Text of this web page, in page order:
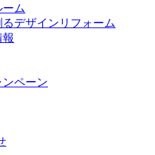
ム
デザインリフォーム
ンペーン